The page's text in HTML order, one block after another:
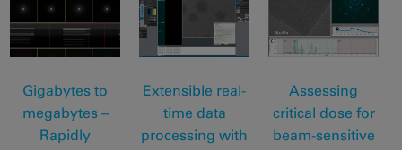
Gigabytes to
megabytes –
Rapidly
Extensible real-
time data
processing with
Assessing
critical dose for
beam-sensitive